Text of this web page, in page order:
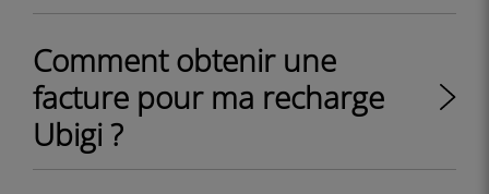
Comment obtenir une
facture pour ma recharge
Ubigi ?